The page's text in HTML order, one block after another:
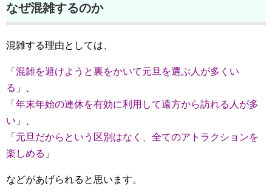
なぜ混雑するのか
混雑する理由としては、
「 混雑を避けようと裏をかいて元旦を選ぶ人が多くい
る 」、
「 年末年始の連休を有効に利用して遠方から訪れる人が多
い 」、
「 元旦だからという区別はなく、全てのアトラクションを
楽しめる 」
などがあげられると思います。